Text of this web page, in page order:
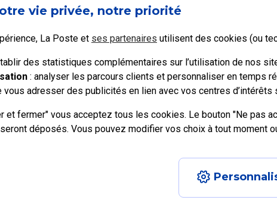
vie privée, notre priorité
La Poste et ses partenaires utilisent des cookies (ou
des statistiques complémentaires sur l’utilisation de nos
: analyser les parcours clients et personnaliser en temps
vous adresser des publicités en lien avec vos centres d’intérêts
et fermer" vous acceptez tous les cookies. Le bouton "Ne
déposés. Vous pouvez modifier vos choix à tout moment